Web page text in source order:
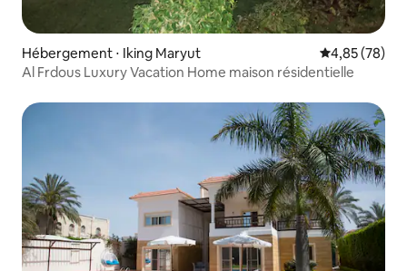
Hébergement ⋅ Iking Maryut Évaluation
4,85 (78)
Al Frdous Luxury Vacation Home maison résidentielle